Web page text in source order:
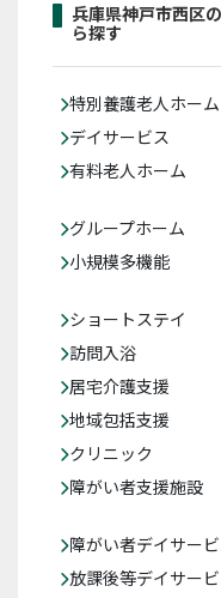
兵庫県神戸市西区
ら探す
特別養護老人ホーム
デイサービス
有料老人ホーム
グループホーム
小規模多機能
ショートステイ
訪問入浴
居宅介護支援
地域包括支援
クリニック
障がい者支援施設
障がい者デイサー
放課後等デイサー